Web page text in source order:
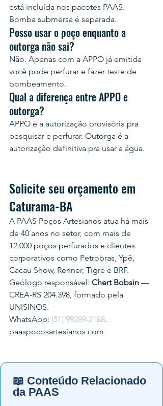
está incluída nos pacotes PAAS.
Bomba submersa é separada.
Posso usar o poço enquanto a
outorga não sai?
Não. Apenas com a APPO já emitida
você pode perfurar e fazer teste de
bombeamento.
Qual a diferença entre APPO e
outorga?
APPO é a autorização provisória pra
pesquisar e perfurar. Outorga é a
autorização definitiva pra usar a água.
Solicite seu orçamento em
Caturama-BA
A PAAS Poços Artesianos atua há mais
de 40 anos no setor, com mais de
12.000 poços perfurados e clientes
corporativos como Petrobras, Ypê,
Cacau Show, Renner, Tigre e BRF.
Geólogo responsável: Chert Bobsin —
CREA-RS 204.398, formado pela
UNISINOS.
WhatsApp: (51) 99289-2188.
paaspocosartesianos.com
📖 Conteúdo Relacionado
da PAAS